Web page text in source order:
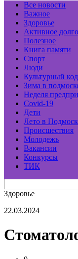
Все новости
Важное
Здоровье
Активное
Полезное
Книга памяти
Спорт
Люди
Культурный
Зима в
Неделя
Covid-19
Дети
Лето в
Происшествия
Молодежь
Вакансии
Конкурсы
ТИК
Здоровье
22.03.2024